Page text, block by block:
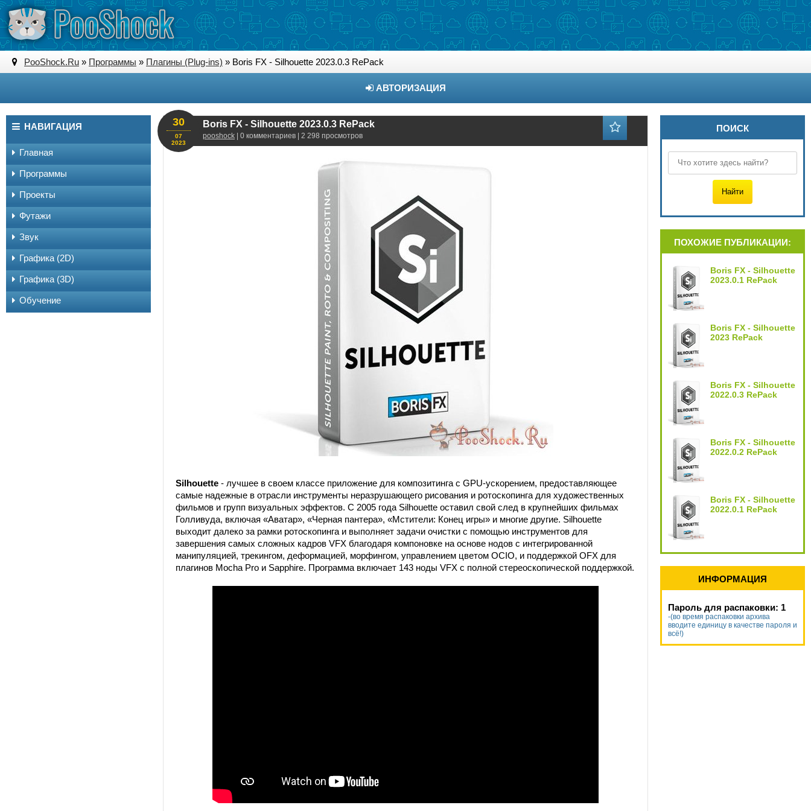
PooShock.Ru » Программы » Плагины (Plug-ins) » Boris FX - Silhouette 2023.0.3 RePack
АВТОРИЗАЦИЯ
Boris FX - Silhouette 2023.0.3 RePack
pooshock | 0 комментариев | 2 298 просмотров
30
07
2023
Silhouette - лучшее в своем классе приложение для композитинга с GPU-ускорением, предоставляющее
самые надежные в отрасли инструменты неразрушающего рисования и ротоскопинга для художественных
фильмов и групп визуальных эффектов. С 2005 года Silhouette оставил свой след в крупнейших фильмах
Голливуда, включая «Аватар», «Черная пантера», «Мстители: Конец игры» и многие другие. Silhouette
выходит далеко за рамки ротоскопинга и выполняет задачи очистки с помощью инструментов для
завершения самых сложных кадров VFX благодаря компоновке на основе нодов с интегрированной
манипуляцией, трекингом, деформацией, морфингом, управлением цветом OCIO, и поддержкой OFX для
плагинов Mocha Pro и Sapphire. Программа включает 143 ноды VFX с полной стереоскопической поддержкой.
НАВИГАЦИЯ
Главная
Программы
Проекты
Футажи
Звук
Графика (2D)
Графика (3D)
Обучение
ПОИСК
ПОХОЖИЕ ПУБЛИКАЦИИ:
Boris FX - Silhouette
2023.0.1 RePack
Boris FX - Silhouette
2023 RePack
Boris FX - Silhouette
2022.0.3 RePack
Boris FX - Silhouette
2022.0.2 RePack
Boris FX - Silhouette
2022.0.1 RePack
ИНФОРМАЦИЯ
Пароль для распаковки: 1
-(во время распаковки архива
вводите единицу в качестве пароля и
всё!)